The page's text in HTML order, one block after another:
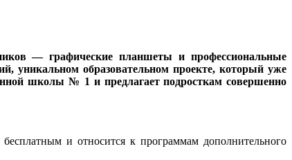
— графические планшеты и профессиональные
уникальном образовательном проекте, который уже
школы № 1 и предлагает подросткам совершенно
и относится к программам дополнительного